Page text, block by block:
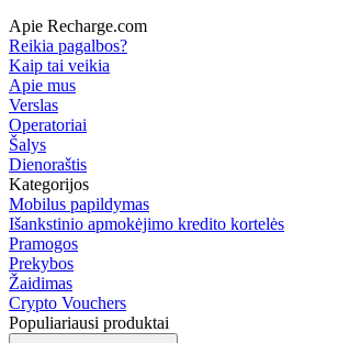
Apie Recharge.com
Reikia pagalbos?
Kaip tai veikia
Apie mus
Verslas
Operatoriai
Šalys
Dienoraštis
Kategorijos
Mobilus papildymas
Išankstinio apmokėjimo kredito kortelės
Pramogos
Prekybos
Žaidimas
Crypto Vouchers
Populiariausi produktai